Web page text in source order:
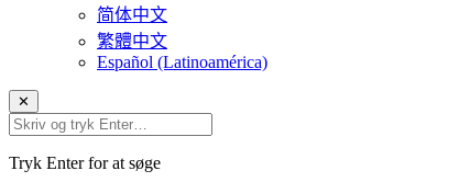
简体中文
繁體中文
Español (Latinoamérica)
✕
Tryk Enter for at søge